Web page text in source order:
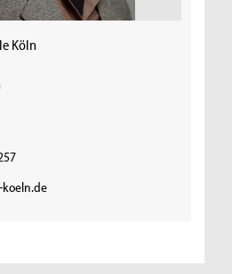
Köln
koeln.de